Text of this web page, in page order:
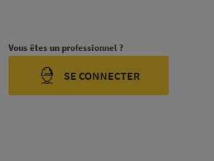
Vous êtes un professionnel ?
SE CONNECTER